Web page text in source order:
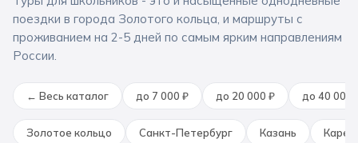
🔔 1 сентября
🗳️ 18 сентября
🎄 Новогодние
🥞 Масленица
❄️ Зимние
☀️ Летние
2 дня / 1 ночь
каникулы
🎄 Новогодние
🌷 Весенние
каникулы
🎓 Выпускные
поездки в города Золотого кольца, и маршруты с
проживанием на 2-5 дней по самым ярким направлениям
России.
← Весь каталог до 7 000 ₽ до 20 000 ₽ до 40 000
Золотое кольцо Санкт-Петербург Казань